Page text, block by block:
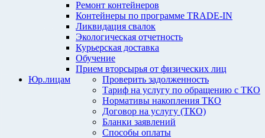
Ремонт контейнеров
Контейнеры по программе TRADE-IN
Ликвидация свалок
Экологическая отчетность
Курьерская доставка
Обучение
Прием вторсырья от физических лиц
Проверить задолженность
Тариф на услугу по обращению с ТКО
Нормативы накопления ТКО
Договор на услугу (ТКО)
Бланки заявлений
Способы оплаты
Юр.лицам